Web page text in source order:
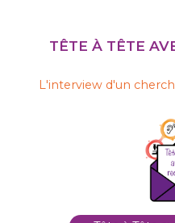
TÊTE À TÊTE
L'interview d'un